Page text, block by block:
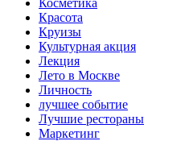
Красота
Круизы
Культурная акция
Лекция
Лето в Москве
Личность
лучшее событие
Лучшие рестораны
Маркетинг